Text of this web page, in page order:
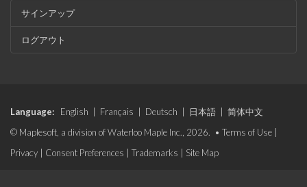
サインアップ
ログアウト
Language: English Français Deutsch 日本語
简体中文
© Maplesoft, a division of Waterloo Maple Inc., 2026. • Terms of Use
Privacy
Consent Preferences Trademarks Site Map